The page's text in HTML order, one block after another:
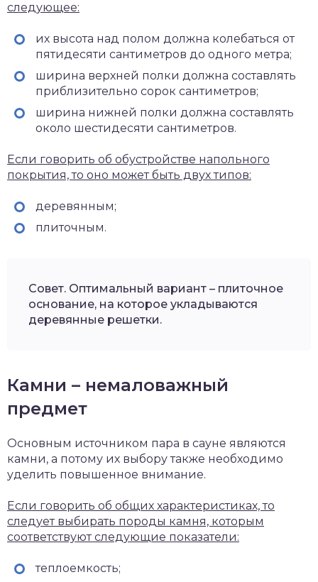
следующее:
их высота над полом должна колебаться от
пятидесяти сантиметров до одного метра;
ширина верхней полки должна составлять
приблизительно сорок сантиметров;
ширина нижней полки должна составлять
около шестидесяти сантиметров.
Если говорить об обустройстве напольного
покрытия, то оно может быть двух типов:
деревянным;
плиточным.
Совет. Оптимальный вариант – плиточное
основание, на которое укладываются
деревянные решетки.
Камни – немаловажный
предмет
Основным источником пара в сауне являются
камни, а потому их выбору также необходимо
уделить повышенное внимание.
Если говорить об общих характеристиках, то
следует выбирать породы камня, которым
соответствуют следующие показатели:
теплоемкость;